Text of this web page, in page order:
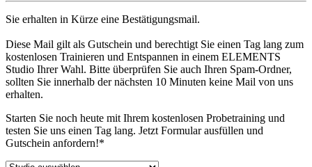
Sie erhalten in Kürze eine Bestätigungsmail.
Diese Mail gilt als Gutschein und berechtigt Sie einen Tag lang zum
kostenlosen Trainieren und Entspannen in einem ELEMENTS
Studio Ihrer Wahl. Bitte überprüfen Sie auch Ihren Spam-Ordner,
sollten Sie innerhalb der nächsten 10 Minuten keine Mail von uns
erhalten.
Starten Sie noch heute mit Ihrem kostenlosen Probetraining und
testen Sie uns einen Tag lang. Jetzt Formular ausfüllen und
Gutschein anfordern!*